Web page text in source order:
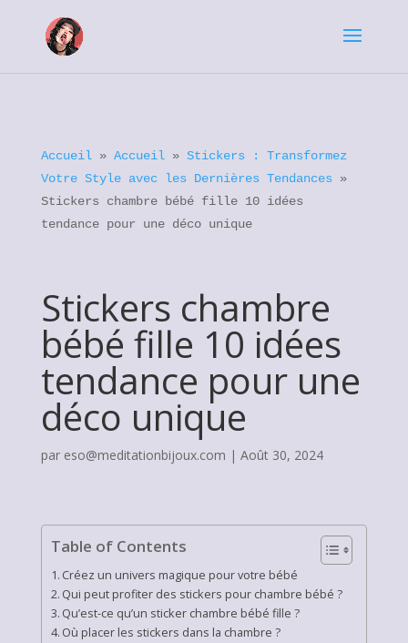
Accueil» Accueil» Stickers : Transformez
Votre Style avec les Dernières Tendances»
Stickers chambre bébé fille 10 idées
tendance pour une déco unique
Stickers chambre
bébé fille 10 idées
tendance pour une
déco unique
par eso@meditationbijoux.com | Août 30, 2024
Table of Contents
Créez un univers magique pour votre bébé
Qui peut profiter des stickers pour chambre bébé ?
Qu’est-ce qu’un sticker chambre bébé fille ?
Où placer les stickers dans la chambre ?